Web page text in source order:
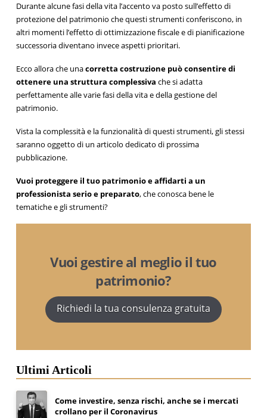
Durante alcune fasi della vita l’accento va posto sull’effetto di
protezione del patrimonio che questi strumenti conferiscono, in
altri momenti l’effetto di ottimizzazione fiscale e di pianificazione
successoria diventano invece aspetti prioritari.
Ecco allora che unacorretta costruzione può consentire di
ottenere una struttura complessiva che si adatta
perfettamente alle varie fasi della vita e della gestione del
patrimonio.
Vista la complessità e la funzionalità di questi strumenti, gli stessi
saranno oggetto di un articolo dedicato di prossima
pubblicazione.
Vuoi proteggere il tuo patrimonio e affidarti a un
professionista serio e preparato, che conosca bene le
tematiche e gli strumenti?
Vuoi gestire al meglio il tuo
patrimonio?
Richiedi la tua consulenza gratuita
Ultimi Articoli
Come investire, senza rischi, anche se i mercati
crollano per il Coronavirus